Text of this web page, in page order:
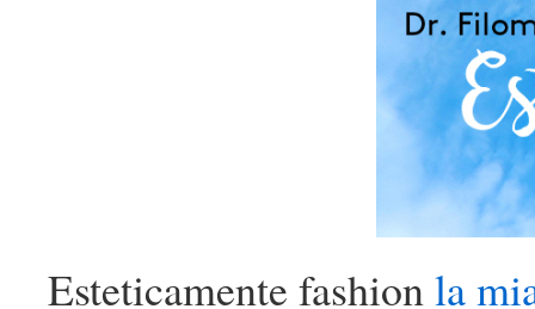
Esteticamente fashionla